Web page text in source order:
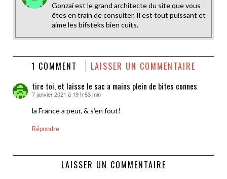
Gonzaï est le grand architecte du site que vous
êtes en train de consulter. Il est tout puissant et
aime les bifsteks bien cuits.
1 COMMENT LAISSER UN COMMENTAIRE
tire toi, et laisse le sac a mains plein de bites connes
dit :
7 janvier 2021 à 19 h 53 min
la France a peur, & s’en fout!
Répondre
LAISSER UN COMMENTAIRE